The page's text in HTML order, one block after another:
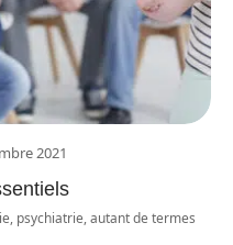
2021
psychiatrie, autant de termes